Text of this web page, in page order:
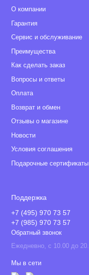
О компании
Гарантия
Сервис и обслуживание
Преимущества
Как сделать заказ
Вопросы и ответы
Оплата
Возврат и обмен
Отзывы о магазине
Новости
Условия соглашения
Подарочные сертификаты
Поддержка
+7 (495) 970 73 57
+7 (985) 970 73 57
Обратный звонок
Ежедневно, с 10.00 до
Мы в сети